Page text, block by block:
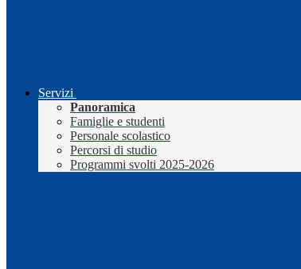
Servizi
Panoramica
Famiglie e studenti
Personale scolastico
Percorsi di studio
Programmi svolti 2025-2026